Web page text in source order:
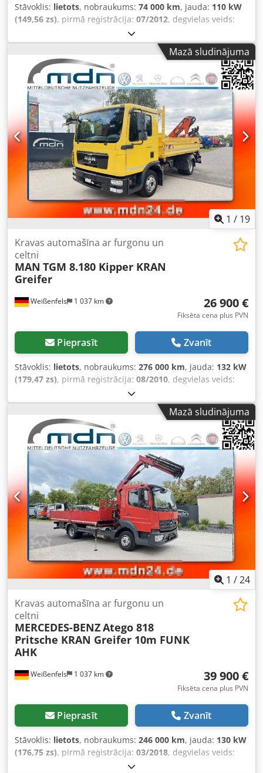
Stāvoklis: lietots, nobraukums: 74 000 km, jauda: 110 kW
(149,56 zs), pirmā reģistrācija: 07/2012, degvielas veids:
, kopējais svars:7 490 kg
pārnesuma veids:automātisks, emisijas klase:Euro 5,
sēdvietu skaits:
, krautuves garums:3 400 mm,
iekraušanas vietas platums:
ABS,
celtnis, elektroniskā stabilitātes programma (ESP), gaisa
kondicionēšana, kvēpu filtrs,
Mazā sludinājuma
1 / 19
Weißenfels 1 037 km
Kravas automašīna ar furgonu un
celtni
MAN TGM 8.180 Kipper KRAN
Greifer
26 900 €
Fiksēta cena plus PVN
Pieprasīt Zvanīt
Stāvoklis: lietots, nobraukums: 276 000 km, jauda: 132 kW
(179,47 zs), pirmā reģistrācija: 08/2010, degvielas veids:
, kopējais svars:7 490 kg
pārnesuma veids:mehānisks, emisijas klase:Euro 6,
sēdvietu skaits:
, iekraušanas vietas platums:2 500 mm,
Aprīkojums:
ABS, celtnis, elektroniskā stabilitātes
programma (ESP), gaisa kondicionēšana, kvēpu filtrs,
Mazā sludinājuma
1 /24
Weißenfels 1 037 km
Kravas automašīna ar furgonu un
celtni
MERCEDES-BENZAtego 818
Pritsche KRAN Greifer 10m FUNK
AHK
39 900 €
Fiksēta cena plus PVN
Pieprasīt Zvanīt
Stāvoklis: lietots, nobraukums: 246 000 km, jauda: 130 kW
(176,75 zs), pirmā reģistrācija: 03/2018, degvielas veids:
, kopējais svars:7 490 kg